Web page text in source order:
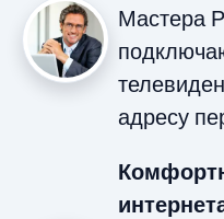
Мастера
адресу